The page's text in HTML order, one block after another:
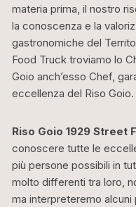
materia prima, il nostro
la conoscenza e la
gastronomiche del
Food Truck troviamo lo
Goio anch’esso Chef,
eccellenza del Riso Goio.
Riso Goio 1929 Street
conoscere tutte le
più persone possibili in
molto differenti tra loro,
ma interpreteremo